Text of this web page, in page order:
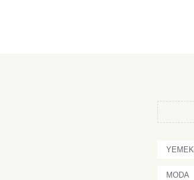
YEMEK
MODA